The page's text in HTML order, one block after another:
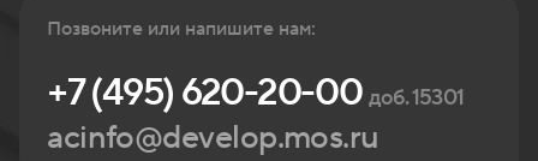
Позвоните или напишите нам:
+7 (495) 620-20-00доб. 15301
acinfo@develop.mos.ru